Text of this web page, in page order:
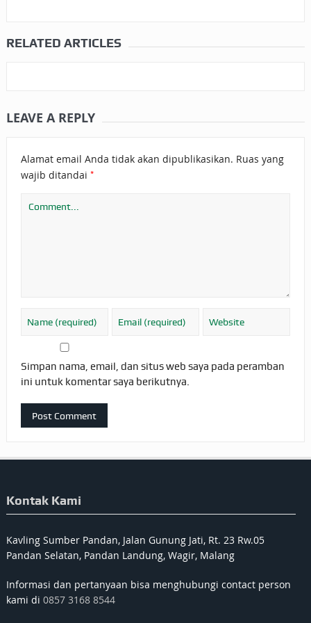
RELATED ARTICLES
LEAVE A REPLY
Alamat email Anda tidak akan dipublikasikan. Ruas yang
wajib ditandai *
Simpan nama, email, dan situs web saya pada peramban
ini untuk komentar saya berikutnya.
Kontak Kami
Kavling Sumber Pandan, Jalan Gunung Jati, Rt. 23 Rw.05
Pandan Selatan, Pandan Landung, Wagir, Malang
Informasi dan pertanyaan bisa menghubungi contact person
kami di 0857 3168 8544